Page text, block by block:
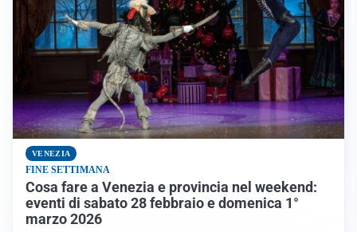
VENEZIA
FINE SETTIMANA
Cosa fare a Venezia e provincia nel weekend:
eventi di sabato 28 febbraio e domenica 1°
marzo 2026